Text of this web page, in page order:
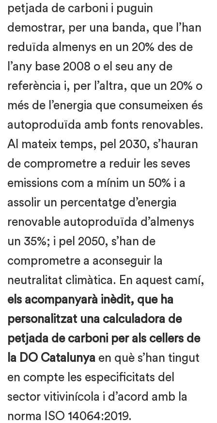
petjada de carboni i puguin
demostrar, per una banda, que l’han
reduïda almenys en un 20% des de
l’any base 2008 o el seu any de
referència i, per l’altra, que un 20% o
més de l’energia que consumeixen és
autoproduïda amb fonts renovables.
Al mateix temps, pel 2030, s’hauran
de comprometre a reduir les seves
emissions com a mínim un 50% i a
assolir un percentatge d’energia
renovable autoproduïda d’almenys
un 35%; i pel 2050, s’han de
comprometre a aconseguir la
neutralitat climàtica. En aquest camí,
els acompanyarà inèdit, que ha
personalitzat una calculadora de
petjada de carboni per als cellers de
la DO Catalunya en què s’han tingut
en compte les especificitats del
sector vitivinícola i d’acord amb la
norma ISO 14064:2019.